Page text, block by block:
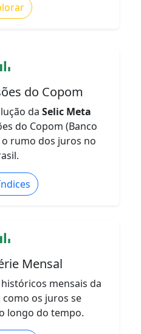
bar_chart
do Copom
da Selic Meta
do Copom (Banco
rumo dos juros no
bar_chart
Mensal
mensais da
como os juros se
longo do tempo.